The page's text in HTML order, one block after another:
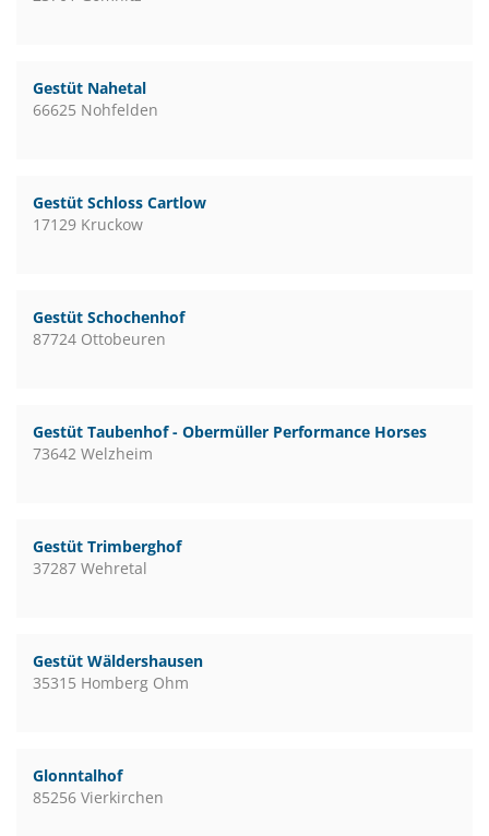
Gestüt Nahetal
66625 Nohfelden
Gestüt Schloss Cartlow
17129 Kruckow
Gestüt Schochenhof
87724 Ottobeuren
Gestüt Taubenhof - Obermüller Performance Horses
73642 Welzheim
Gestüt Trimberghof
37287 Wehretal
Gestüt Wäldershausen
35315 Homberg Ohm
Glonntalhof
85256 Vierkirchen